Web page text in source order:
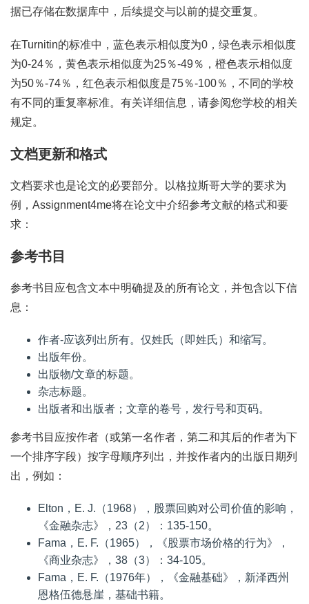
据已存储在数据库中，后续提交与以前的提交重复。
在Turnitin的标准中，蓝色表示相似度为0，绿色表示相似度
为0-24％，黄色表示相似度为25％-49％，橙色表示相似度
为50％-74％，红色表示相似度是75％-100％，不同的学校
有不同的重复率标准。有关详细信息，请参阅您学校的相关
规定。
文档更新和格式
文档要求也是论文的必要部分。以格拉斯哥大学的要求为
例，Assignment4me将在论文中介绍参考文献的格式和要
求：
参考书目
参考书目应包含文本中明确提及的所有论文，并包含以下信
息：
作者-应该列出所有。仅姓氏（即姓氏）和缩写。
出版年份。
出版物/文章的标题。
杂志标题。
出版者和出版者；文章的卷号，发行号和页码。
参考书目应按作者（或第一名作者，第二和其后的作者为下
一个排序字段）按字母顺序列出，并按作者内的出版日期列
出，例如：
Elton，E. J.（1968），股票回购对公司价值的影响，
《金融杂志》，23（2）：135-150。
Fama，E. F.（1965），《股票市场价格的行为》，
《商业杂志》，38（3）：34-105。
Fama，E. F.（1976年），《金融基础》，新泽西州
恩格伍德悬崖，基础书籍。